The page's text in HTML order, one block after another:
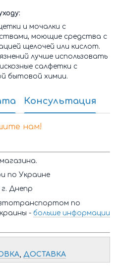
и мочалки с
моющие средства с
щелочей или кислот.
лучше использовать
салфетки с
бытовой химии.
Консультация
нам!
по Украине
Днепр
по
- больше информации
, ДОСТАВКА